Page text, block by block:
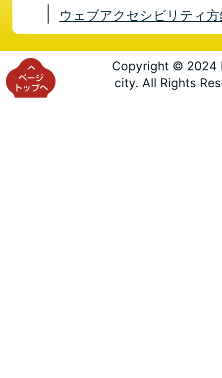
ウェブアクセシビリティ方
Copyright © 2024
city. All Rights